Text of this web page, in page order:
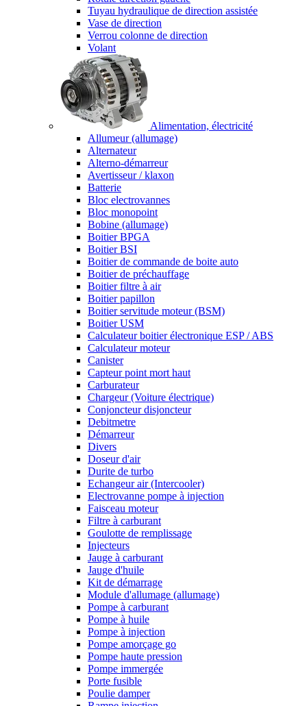
Tuyau hydraulique de direction assistée
Vase de direction
Verrou colonne de direction
Volant
Alimentation, électricité
Allumeur (allumage)
Alternateur
Alterno-démarreur
Avertisseur / klaxon
Batterie
Bloc electrovannes
Bloc monopoint
Bobine (allumage)
Boitier BPGA
Boitier BSI
Boitier de commande de boite auto
Boitier de préchauffage
Boitier filtre à air
Boitier papillon
Boitier servitude moteur (BSM)
Boitier USM
Calculateur boitier électronique ESP / ABS
Calculateur moteur
Canister
Capteur point mort haut
Carburateur
Chargeur (Voiture électrique)
Conjoncteur disjoncteur
Debitmetre
Démarreur
Divers
Doseur d'air
Durite de turbo
Echangeur air (Intercooler)
Electrovanne pompe à injection
Faisceau moteur
Filtre à carburant
Goulotte de remplissage
Injecteurs
Jauge à carburant
Jauge d'huile
Kit de démarrage
Module d'allumage (allumage)
Pompe à carburant
Pompe à huile
Pompe à injection
Pompe amorçage go
Pompe haute pression
Pompe immergée
Porte fusible
Poulie damper